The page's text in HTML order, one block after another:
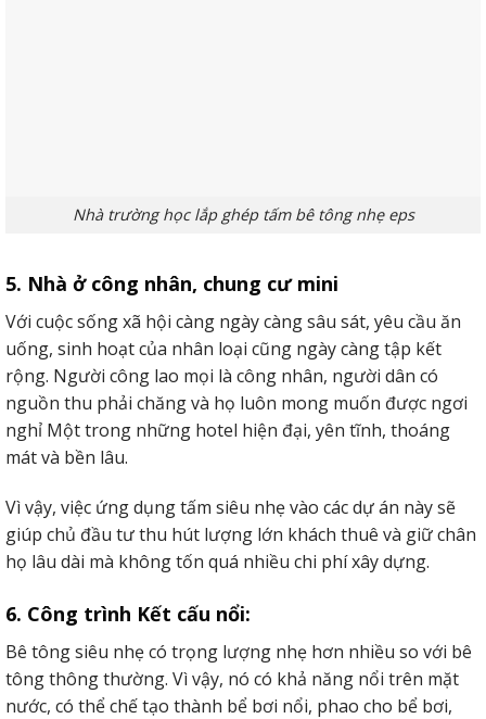
Nhà trường học lắp ghép tấm bê tông nhẹ eps
5. Nhà ở công nhân, chung cư mini
Với cuộc sống xã hội càng ngày càng sâu sát, yêu cầu ăn
uống, sinh hoạt của nhân loại cũng ngày càng tập kết
rộng. Người công lao mọi là công nhân, người dân có
nguồn thu phải chăng và họ luôn mong muốn được ngơi
nghỉ Một trong những hotel hiện đại, yên tĩnh, thoáng
mát và bền lâu.
Vì vậy, việc ứng dụng tấm siêu nhẹ vào các dự án này sẽ
giúp chủ đầu tư thu hút lượng lớn khách thuê và giữ chân
họ lâu dài mà không tốn quá nhiều chi phí xây dựng.
6. Công trình Kết cấu nổi:
Bê tông siêu nhẹ có trọng lượng nhẹ hơn nhiều so với bê
tông thông thường. Vì vậy, nó có khả năng nổi trên mặt
nước, có thể chế tạo thành bể bơi nổi, phao cho bể bơi,